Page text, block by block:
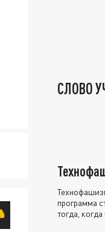
СЛОВО
программа
тогда,